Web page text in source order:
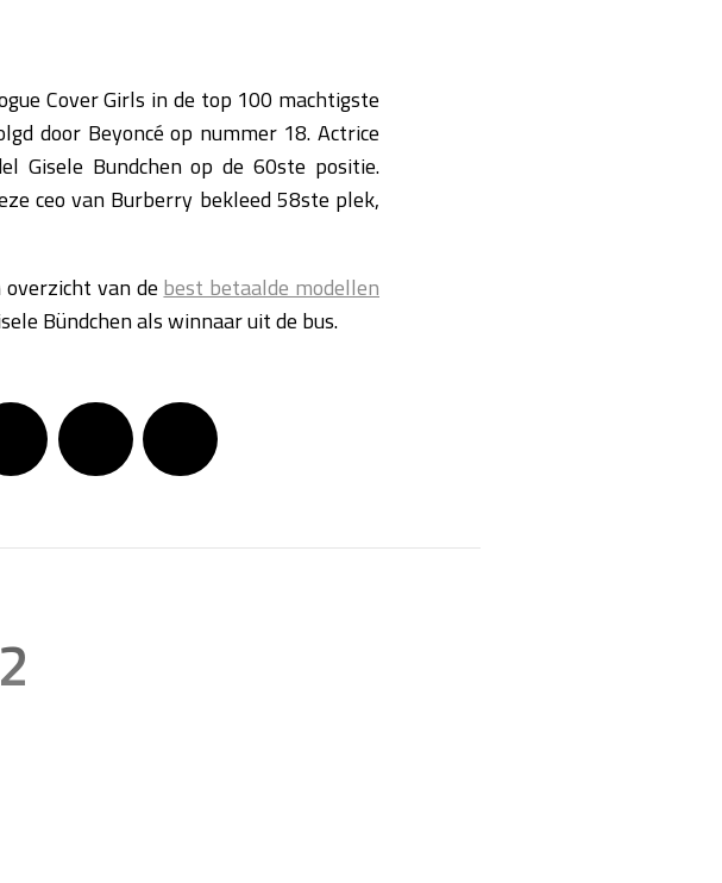
Cover Girls in de top 100 machtigste
door Beyoncé op nummer 18. Actrice
Gisele Bundchen op de 60ste positie.
ceo van Burberry bekleed 58ste plek,
van de best betaalde modellen
Bündchen als winnaar uit de bus.